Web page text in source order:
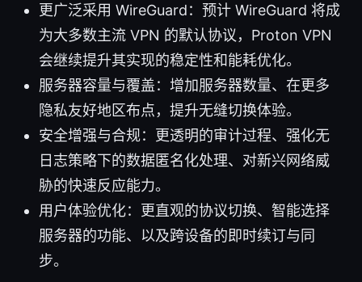
更广泛采用 WireGuard：预计 WireGuard 将成
为大多数主流 VPN 的默认协议，Proton VPN
会继续提升其实现的稳定性和能耗优化。
服务器容量与覆盖：增加服务器数量、在更多
隐私友好地区布点，提升无缝切换体验。
安全增强与合规：更透明的审计过程、强化无
日志策略下的数据匿名化处理、对新兴网络威
胁的快速反应能力。
用户体验优化：更直观的协议切换、智能选择
服务器的功能、以及跨设备的即时续订与同
步。